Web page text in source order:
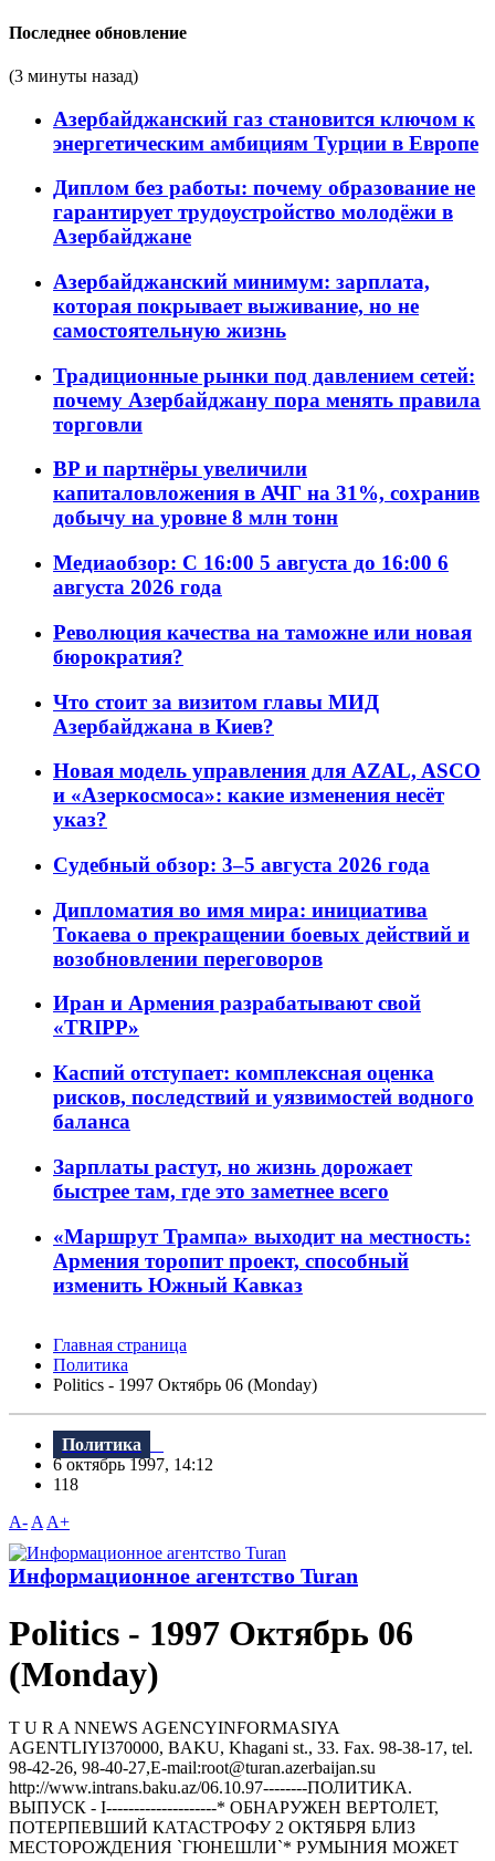
Последнее обновление
(3 минуты назад)
Азербайджанский газ становится ключом к
энергетическим амбициям Турции в Европе
Диплом без работы: почему образование не
гарантирует трудоустройство молодёжи в
Азербайджане
Азербайджанский минимум: зарплата,
которая покрывает выживание, но не
самостоятельную жизнь
Традиционные рынки под давлением сетей:
почему Азербайджану пора менять правила
торговли
BP и партнёры увеличили
капиталовложения в АЧГ на 31%, сохранив
добычу на уровне 8 млн тонн
Медиаобзор: С 16:00 5 августа до 16:00 6
августа 2026 года
Революция качества на таможне или новая
бюрократия?
Что стоит за визитом главы МИД
Азербайджана в Киев?
Новая модель управления для AZAL, ASCO
и «Азеркосмоса»: какие изменения несёт
указ?
Судебный обзор: 3–5 августа 2026 года
Дипломатия во имя мира: инициатива
Токаева о прекращении боевых действий и
возобновлении переговоров
Иран и Армения разрабатывают свой
«TRIPP»
Каспий отступает: комплексная оценка
рисков, последствий и уязвимостей водного
баланса
Зарплаты растут, но жизнь дорожает
быстрее там, где это заметнее всего
«Маршрут Трампа» выходит на местность:
Армения торопит проект, способный
изменить Южный Кавказ
Главная страница
Политика
Politics - 1997 Октябрь 06 (Monday)
Политика
6 октябрь 1997, 14:12
118
A- A A+
Информационное агентство Turan
Politics - 1997 Октябрь 06
(Monday)
T U R A NNEWS AGENCYINFORMASIYA
AGENTLIYI370000, BAKU, Khagani st., 33. Fax. 98-38-17, tel.
98-42-26, 98-40-27,E-mail:root@turan.azerbaijan.su
httр://www.intrans.baku.az/06.10.97--------ПОЛИТИКА.
ВЫПУСК - I--------------------* ОБHАРУЖЕH ВЕРТОЛЕТ,
ПОТЕРПЕВШИЙ КАТАСТРОФУ 2 ОКТЯБРЯ БЛИЗ
МЕCТОРОЖДЕHИЯ `ГЮHЕШЛИ`* РУМЫHИЯ МОЖЕТ